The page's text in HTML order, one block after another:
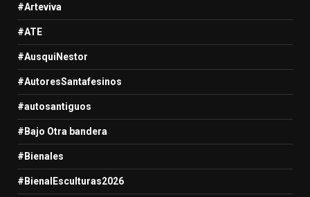
#Arteviva
#ATE
#AusquiNestor
#AutoresSantafesinos
#autosantiguos
#Bajo Otra bandera
#Bienales
#BienalEsculturas2026